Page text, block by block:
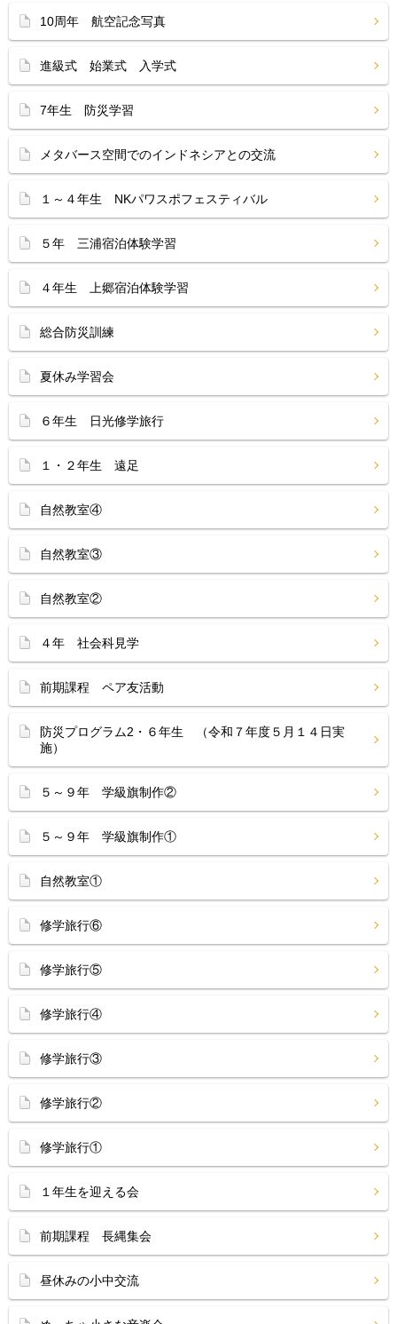
10周年 航空記念写真
進級式 始業式 入学式
7年生 防災学習
メタバース空間でのインドネシアとの交流
１～４年生 NKパワスポフェスティバル
５年 三浦宿泊体験学習
４年生 上郷宿泊体験学習
総合防災訓練
夏休み学習会
６年生 日光修学旅行
１・２年生 遠足
自然教室④
自然教室③
自然教室②
４年 社会科見学
前期課程 ペア友活動
防災プログラム2・６年生 （令和７年度５月１４日実
施）
５～９年 学級旗制作②
５～９年 学級旗制作①
自然教室①
修学旅行⑥
修学旅行⑤
修学旅行④
修学旅行③
修学旅行②
修学旅行①
１年生を迎える会
前期課程 長縄集会
昼休みの小中交流